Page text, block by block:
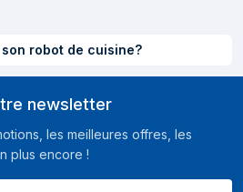
robot de cuisine?
newsletter
les meilleures offres, les
plus encore !